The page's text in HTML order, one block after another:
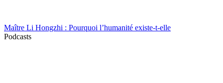
Maître Li Hongzhi : Pourquoi l’humanité existe-t-elle
Podcasts